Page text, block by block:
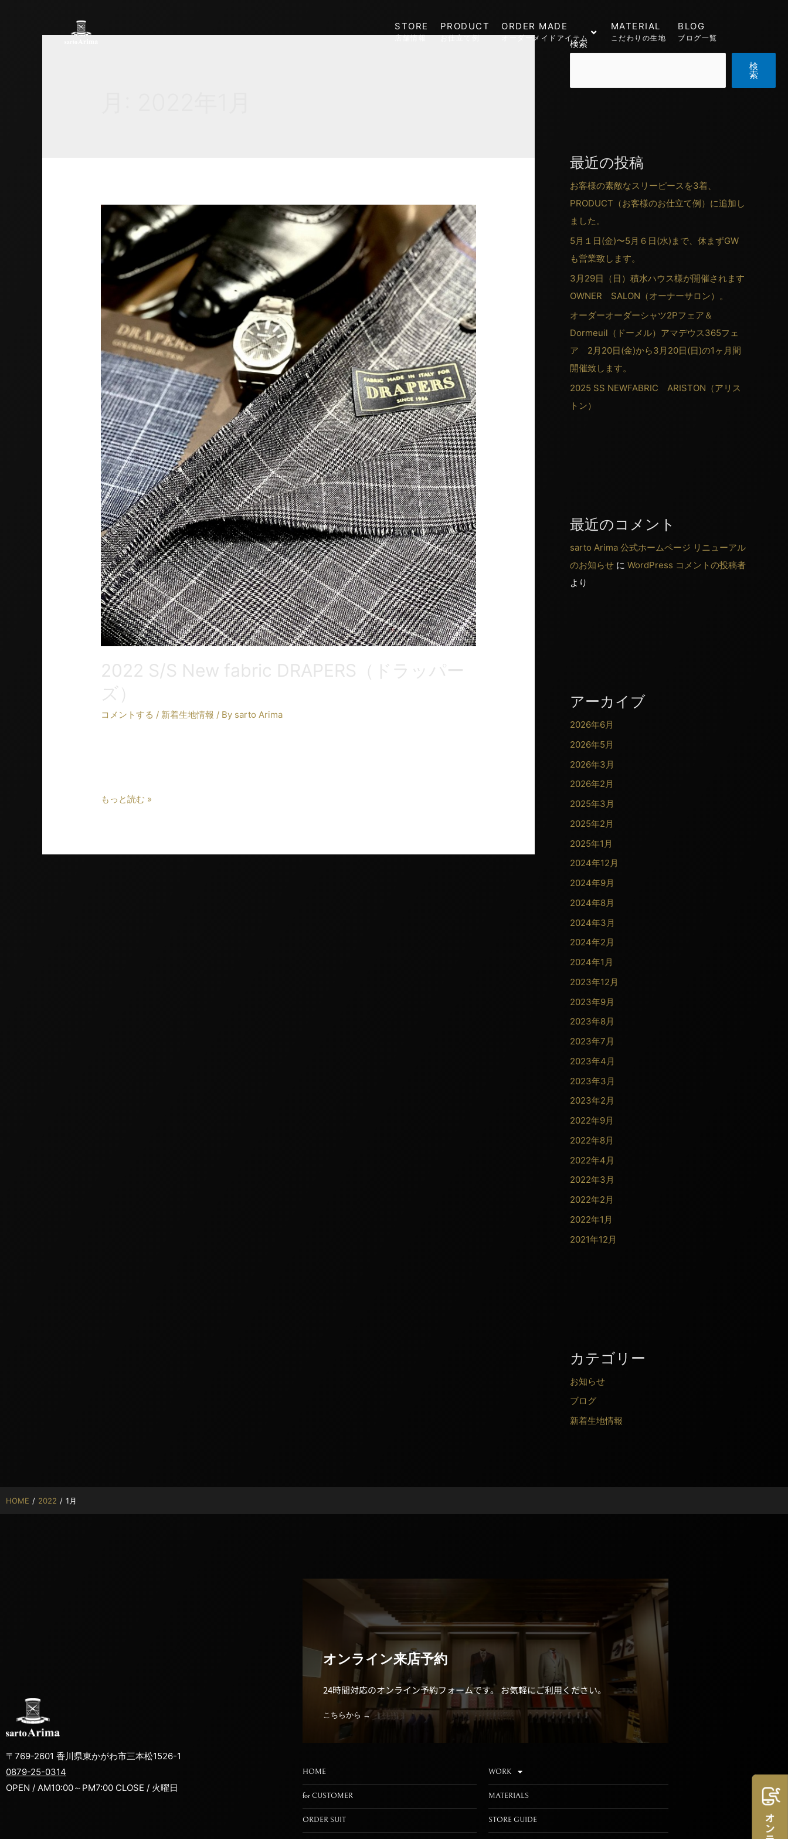
STORE
店舗情報
PRODUCT
お仕立て例
ORDER MADE
オーダーメイドアイテム
MATERIAL
こだわりの生地
BLOG
ブログ一覧
2022 S/S New fabric DRAPERS（ドラッパー
ズ）
コメントする / 新着生地情報 / By sarto Arima
もっと読む »
検索
検
索
最近の投稿
お客様の素敵なスリーピースを3着、
PRODUCT（お客様のお仕立て例）に追加し
ました。
5月１日(金)〜5月６日(水)まで、休まずGW
も営業致します。
3月29日（日）積水ハウス様が開催されます
OWNER SALON（オーナーサロン）。
オーダーオーダーシャツ2Pフェア＆
Dormeuil（ドーメル）アマデウス365フェ
ア 2月20日(金)から3月20日(日)の1ヶ月間
開催致します。
2025 SS NEWFABRIC ARISTON（アリス
トン）
最近のコメント
sarto Arima 公式ホームページ リニューアル
のお知らせ に WordPress コメントの投稿者
より
アーカイブ
2026年6月
2026年5月
2026年3月
2026年2月
2025年3月
2025年2月
2025年1月
2024年12月
2024年9月
2024年8月
2024年3月
2024年2月
2024年1月
2023年12月
2023年9月
2023年8月
2023年7月
2023年4月
2023年3月
2023年2月
2022年9月
2022年8月
2022年4月
2022年3月
2022年2月
2022年1月
2021年12月
カテゴリー
お知らせ
ブログ
新着生地情報
HOME / 2022 / 1月
〒769-2601 香川県東かがわ市三本松1526-1
0879-25-0314
OPEN / AM10:00～PM7:00 CLOSE / 火曜日
オンライン来店予約
24時間対応のオンライン予約フォームです。 お気軽にご利用ください。
こちらから →
HOME
for CUSTOMER
ORDER SUIT
WORK
MATERIALS
STORE GUIDE